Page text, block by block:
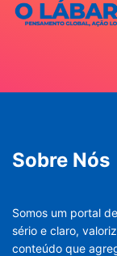
Sobre Nós
Somos um portal
sério e claro,
conteúdo que